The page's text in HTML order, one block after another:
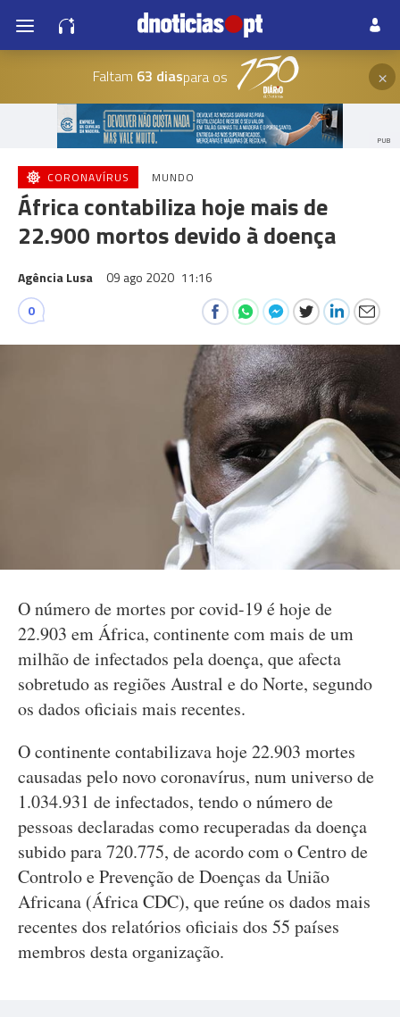
Faltam 63 diaspara os ×
PUB
CORONAVÍRUS MUNDO
África contabiliza hoje mais de
22.900 mortos devido à doença
Agência Lusa 09 ago 2020 11:16
0
O número de mortes por covid-19 é hoje de
22.903 em África, continente com mais de um
milhão de infectados pela doença, que afecta
sobretudo as regiões Austral e do Norte, segundo
os dados oficiais mais recentes.
O continente contabilizava hoje 22.903 mortes
causadas pelo novo coronavírus, num universo de
1.034.931 de infectados, tendo o número de
pessoas declaradas como recuperadas da doença
subido para 720.775, de acordo com o Centro de
Controlo e Prevenção de Doenças da União
Africana (África CDC), que reúne os dados mais
recentes dos relatórios oficiais dos 55 países
membros desta organização.